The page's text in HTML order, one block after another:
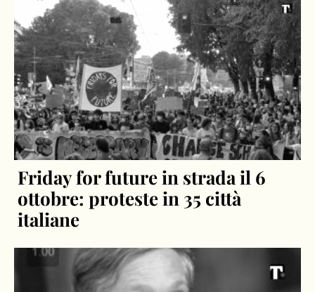
Friday for future in strada il 6
ottobre: proteste in 35 città
italiane